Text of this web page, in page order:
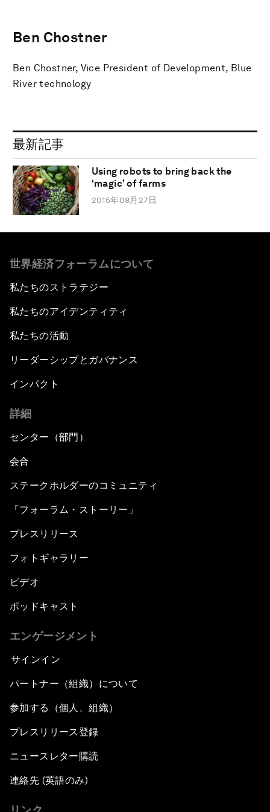
Ben Chostner
Ben Chostner, Vice President of Development, Blue
River technology
最新記事
Using robots to bring back the
‘magic’ of farms
2015年08月27日
世界経済フォーラムについて
私たちのストラテジー
私たちのアイデンティティ
私たちの活動
リーダーシップとガバナンス
インパクト
詳細
センター（部門）
会合
ステークホルダーのコミュニティ
「フォーラム・ストーリー」
プレスリリース
フォトギャラリー
ビデオ
ポッドキャスト
エンゲージメント
サインイン
パートナー（組織）について
参加する（個人、組織）
プレスリリース登録
ニュースレター購読
連絡先 (英語のみ)